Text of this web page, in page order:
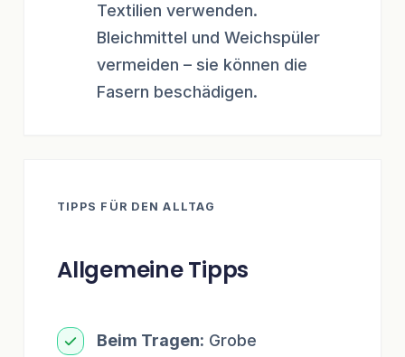
Textilien verwenden.
Bleichmittel und Weichspüler
vermeiden – sie können die
Fasern beschädigen.
TIPPS FÜR DEN ALLTAG
Allgemeine Tipps
Beim Tragen: Grobe